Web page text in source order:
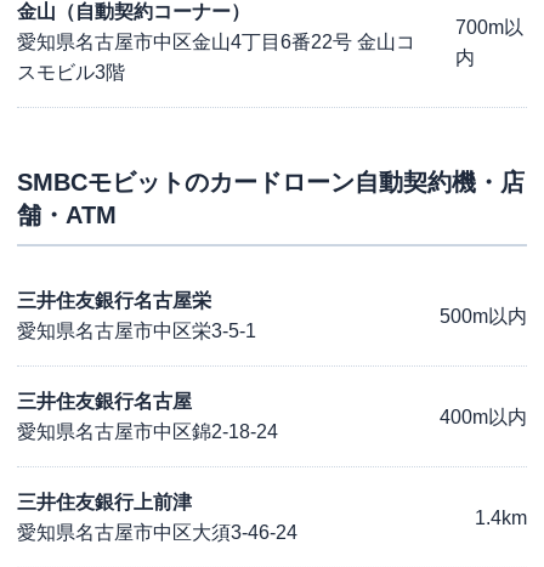
金山（自動契約コーナー）
愛知県名古屋市中区金山4丁目6番22号 金山コ
スモビル3階
700m以
内
SMBCモビットのカードローン自動契約機・店
舗・ATM
三井住友銀行名古屋栄
愛知県名古屋市中区栄3-5-1
500m以内
三井住友銀行名古屋
愛知県名古屋市中区錦2-18-24
400m以内
三井住友銀行上前津
愛知県名古屋市中区大須3-46-24
1.4km